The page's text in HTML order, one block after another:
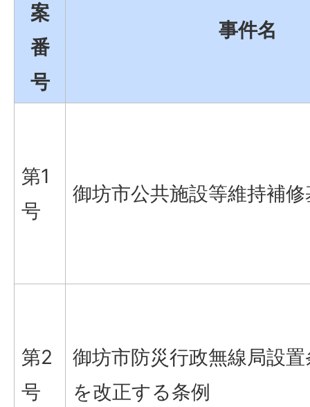
案
番
号
事件名
第1
号
御坊市公共施設等維持補
第2
号
御坊市防災行政無線局設
を改正する条例